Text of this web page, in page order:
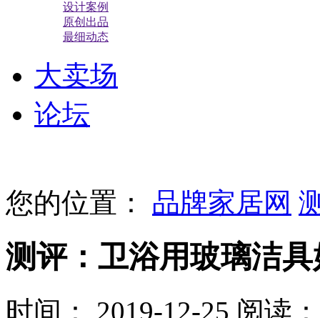
设计案例
原创出品
最细动态
大卖场
论坛
您的位置： 品牌家居网
测评：卫浴用玻璃洁
时间： 2019-12-25 阅读